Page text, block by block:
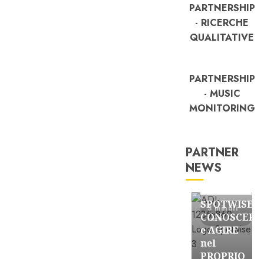
PARTNERSHIP
- RICERCHE
QUALITATIVE
PARTNERSHIP
- MUSIC
MONITORING
PARTNER
NEWS
3 minuti
letti
FREE
SPOTWISE:
CONOSCERE
e AGIRE
nel
PROPRIO